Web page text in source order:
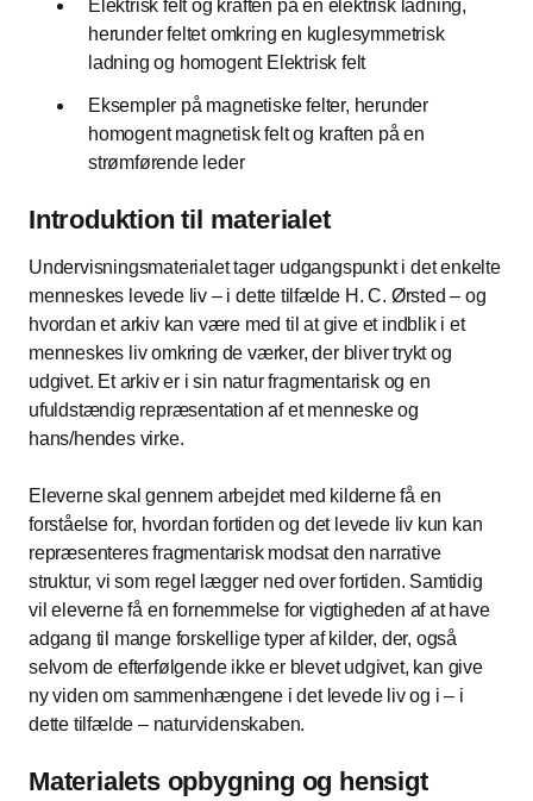
Elektrisk felt og kraften på en elektrisk ladning,
herunder feltet omkring en kuglesymmetrisk
ladning og homogent Elektrisk felt
Eksempler på magnetiske felter, herunder
homogent magnetisk felt og kraften på en
strømførende leder
Introduktion til materialet
Undervisningsmaterialet tager udgangspunkt i det enkelte
menneskes levede liv – i dette tilfælde H. C. Ørsted – og
hvordan et arkiv kan være med til at give et indblik i et
menneskes liv omkring de værker, der bliver trykt og
udgivet. Et arkiv er i sin natur fragmentarisk og en
ufuldstændig repræsentation af et menneske og
hans/hendes virke.
Eleverne skal gennem arbejdet med kilderne få en
forståelse for, hvordan fortiden og det levede liv kun kan
repræsenteres fragmentarisk modsat den narrative
struktur, vi som regel lægger ned over fortiden. Samtidig
vil eleverne få en fornemmelse for vigtigheden af at have
adgang til mange forskellige typer af kilder, der, også
selvom de efterfølgende ikke er blevet udgivet, kan give
ny viden om sammenhængene i det levede liv og i – i
dette tilfælde – naturvidenskaben.
Materialets opbygning og hensigt